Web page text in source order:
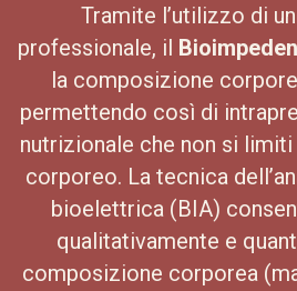
Tramite l’utilizzo di
professionale, il
la composizione
permettendo così di
nutrizionale che non si
corporeo. La tecnica
bioelettrica (BIA)
qualitativamente e
composizione corporea